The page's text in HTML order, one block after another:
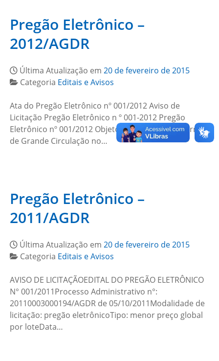
Pregão Eletrônico –
2012/AGDR
Última Atualização em 20 de fevereiro de 2015
Categoria Editais e Avisos
Ata do Pregão Eletrônico nº 001/2012 Aviso de
Licitação Pregão Eletrônico n º 001-2012 Pregão
Eletrônico nº 001/2012 Objeto: Contratação de Jornal
de Grande Circulação no…
Pregão Eletrônico –
2011/AGDR
Última Atualização em 20 de fevereiro de 2015
Categoria Editais e Avisos
AVISO DE LICITAÇÃOEDITAL DO PREGÃO ELETRÔNICO
N° 001/2011Processo Administrativo n°:
20110003000194/AGDR de 05/10/2011Modalidade de
licitação: pregão eletrônicoTipo: menor preço global
por loteData…